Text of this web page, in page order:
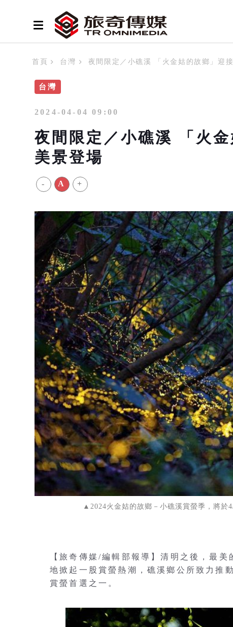
首頁 台灣 夜間限定／小礁溪 「火金姑的故鄉」迎
台灣
2024-04-04 09:00
夜間限定／小礁溪 「火
美景登場
- A +
▲2024火金姑的故鄉－小礁溪賞螢季，將
【旅奇傳媒/編輯部報導】清明之後，最
地掀起一股賞螢熱潮，礁溪鄉公所致力推
賞螢首選之一。